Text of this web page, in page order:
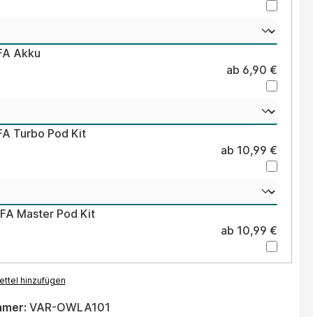
Akku
ab 6,90 €
Turbo Pod Kit
ab 10,99 €
Master Pod Kit
ab 10,99 €
hinzufügen
VAR-OWLA101